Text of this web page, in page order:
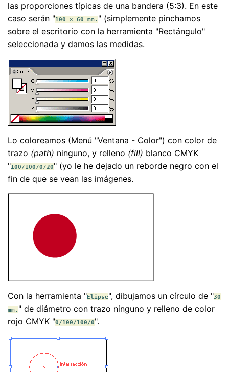
las proporciones típicas de una bandera (5:3). En este
caso serán "100 × 60 mm. " (simplemente pinchamos
sobre el escritorio con la herramienta "Rectángulo"
seleccionada y damos las medidas.
Lo coloreamos (Menú "Ventana - Color") con color de
trazo (path) ninguno, y relleno (fill) blanco CMYK
"100/100/0/20" (yo le he dejado un reborde negro con el
fin de que se vean las imágenes.
Con la herramienta "Elipse", dibujamos un círculo de "30
mm. " de diámetro con trazo ninguno y relleno de color
rojo CMYK "0/100/100/0".